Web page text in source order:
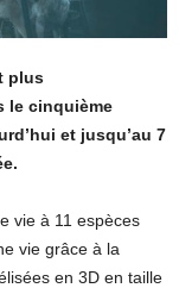
plus
le cinquième
et jusqu’au 7
vie à 11 espèces
vie grâce à la
en 3D en taille